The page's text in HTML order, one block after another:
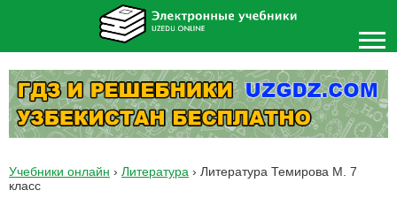
Учебники онлайн › Литература › Литература Темирова М. 7
класс